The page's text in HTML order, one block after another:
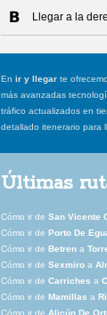
Llegar a la
En ir y llegar te
más avanzadas
tráfico actualizados en
detallado itenerario para
Últimas
Cómo ir de San Vicente
Cómo ir de Porto De
Cómo ir de Betren a
Cómo ir de Sexmiro a
Cómo ir de Carriches a
Cómo ir de Mamillas a